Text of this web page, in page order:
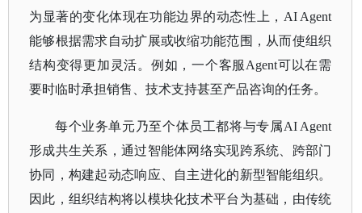
为显著的变化体现在功能边界的动态性上，AI Agent
能够根据需求自动扩展或收缩功能范围，从而使组织
结构变得更加灵活。例如，一个客服Agent可以在需
要时临时承担销售、技术支持甚至产品咨询的任务。
每个业务单元乃至个体员工都将与专属AI Agent
形成共生关系，通过智能体网络实现跨系统、跨部门
协同，构建起动态响应、自主进化的新型智能组织。
因此，组织结构将以模块化技术平台为基础，由传统